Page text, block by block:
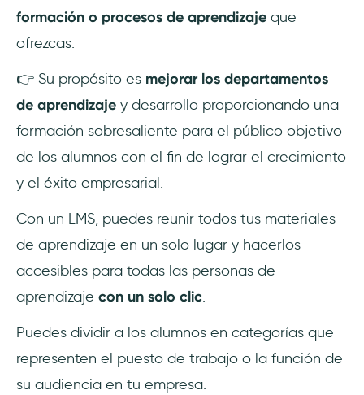
formación o procesos de aprendizaje que
ofrezcas.
👉 Su propósito es mejorar los departamentos
de aprendizaje y desarrollo proporcionando una
formación sobresaliente para el público objetivo
de los alumnos con el fin de lograr el crecimiento
y el éxito empresarial.
Con un LMS, puedes reunir todos tus materiales
de aprendizaje en un solo lugar y hacerlos
accesibles para todas las personas de
aprendizaje con un solo clic.
Puedes dividir a los alumnos en categorías que
representen el puesto de trabajo o la función de
su audiencia en tu empresa.